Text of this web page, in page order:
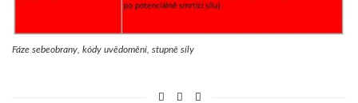
Fáze sebeobrany, kódy uvědomění, stupně síly